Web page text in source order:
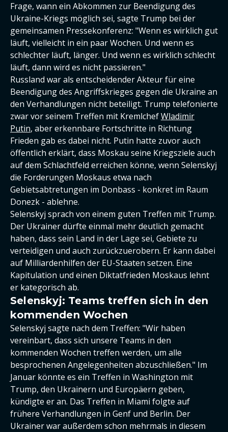
Frage, wann ein Abkommen zur Beendigung des
Ukraine-Kriegs möglich sei, sagte Trump bei der
gemeinsamen Pressekonferenz: "Wenn es wirklich gut
läuft, vielleicht in ein paar Wochen. Und wenn es
schlechter läuft, länger. Und wenn es wirklich schlecht
läuft, dann wird es nicht passieren."
Russland war als entscheidender Akteur für eine
Beendigung des Angriffskrieges gegen die Ukraine an
den Verhandlungen nicht beteiligt. Trump telefonierte
zwar vor seinem Treffen mit KremlchefWladimir
Putin, aber erkennbare Fortschritte in Richtung
Frieden gab es dabei nicht. Putin hatte zuvor auch
öffentlich erklärt, dass Moskau seine Kriegsziele auch
auf dem Schlachtfeld erreichen könne, wenn Selenskyj
die Forderungen Moskaus etwa nach
Gebietsabtretungen im Donbass - konkret im Raum
Donezk - ablehne.
Selenskyj sprach von einem guten Treffen mit Trump.
Der Ukrainer dürfte einmal mehr deutlich gemacht
haben, dass sein Land in der Lage sei, Gebiete zu
verteidigen und auch zurückzuerobern. Er kann dabei
auf Milliardenhilfen der EU-Staaten setzen. Eine
Kapitulation und einen Diktatfrieden Moskaus lehnt
er kategorisch ab.
Selenskyj: Teams treffen sich in den
kommenden Wochen
Selenskyj sagte nach dem Treffen: "Wir haben
vereinbart, dass sich unsere Teams in den
kommenden Wochen treffen werden, um alle
besprochenen Angelegenheiten abzuschließen." Im
Januar könnte es ein Treffen in Washington mit
Trump, den Ukrainern und Europäern geben,
kündigte er an. Das Treffen in Miami folgte auf
frühere Verhandlungen in Genf und Berlin. Der
Ukrainer war außerdem schon mehrmals in diesem